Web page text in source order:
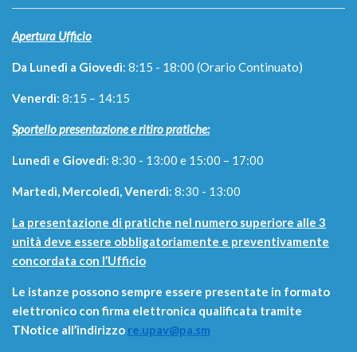
Apertura Ufficio
Da Lunedì a Giovedì: 8:15 - 18:00 (Orario Continuato)
Venerdì: 8:15 – 14:15
Sportello presentazione e ritiro pratiche:
Lunedì e Giovedì: 8:30 - 13:00 e 15:00 – 17:00
Martedì, Mercoledì, Venerdì: 8:30 - 13:00
La presentazione di pratiche nel numero superiore alle 3
unità deve essere obbligatoriamente e preventivamente
concordata con l’Ufficio
Le istanze possono sempre essere presentate in formato
elettronico con firma elettronica qualificata tramite
TNotice all’indirizzo re.upav@pa.sm